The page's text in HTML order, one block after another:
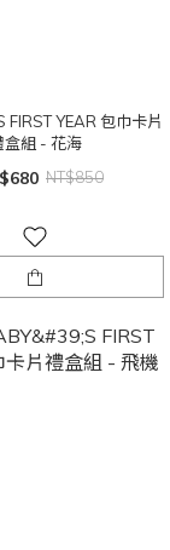
FIRST YEAR 包巾卡片
盒組 - 花海
NT$850